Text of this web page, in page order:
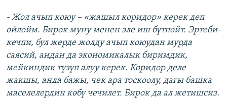
- Жол ачып коюу – «жашыл коридор» керек деп
ойлойм. Бирок муну менен эле иш бүтпөйт. Эртеби-
кечпи, бул жерде жолду ачып коюудан мурда
саясий, андан да экономикалык биримдик,
мейкиндик түзүп алуу керек. Коридор деле
жакшы, анда бажы, чек ара тоскоолу, дагы башка
маселелердин көбү чечилет. Бирок да ал жетишсиз.